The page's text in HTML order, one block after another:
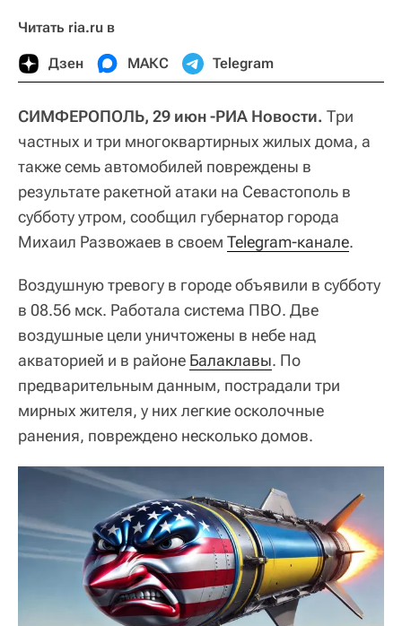
Читать ria.ru в
Дзен МАКС Telegram
СИМФЕРОПОЛЬ, 29 июн -РИА Новости. Три
частных и три многоквартирных жилых дома, а
также семь автомобилей повреждены в
результате ракетной атаки на Севастополь в
субботу утром, сообщил губернатор города
Михаил Развожаев в своем Telegram-канале.
Воздушную тревогу в городе объявили в субботу
в 08.56 мск. Работала система ПВО. Две
воздушные цели уничтожены в небе над
акваторией и в районе Балаклавы. По
предварительным данным, пострадали три
мирных жителя, у них легкие осколочные
ранения, повреждено несколько домов.